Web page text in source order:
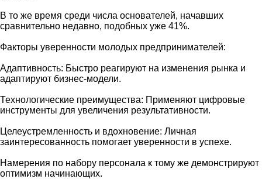
В то же время среди числа основателей, начавших
сравнительно недавно, подобных уже 41%.
Факторы уверенности молодых предпринимателей:
Адаптивность: Быстро реагируют на изменения рынка и
адаптируют бизнес-модели.
Технологические преимущества: Применяют цифровые
инструменты для увеличения результативности.
Целеустремленность и вдохновение: Личная
заинтересованность помогает уверенности в успехе.
Намерения по набору персонала к тому же демонстрируют
оптимизм начинающих.